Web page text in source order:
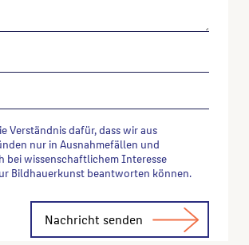
Verständnis dafür, dass wir aus
nur in Ausnahmefällen und
bei wissenschaftlichem Interesse
Bildhauerkunst beantworten können.